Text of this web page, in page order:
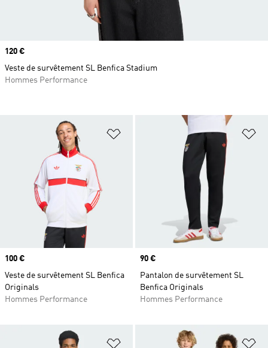
Ajouter à la Liste de produits
Prix
100 €
Veste de survêtement SL Benfica
Originals
Hommes Performance
Prix
90 €
Pantalon de survêtement SL
Benfica Originals
Hommes Performance
Ajouter à la Liste de produits
Prix
120 €
Veste de survêtement SL Benfica Stadium
Hommes Performance